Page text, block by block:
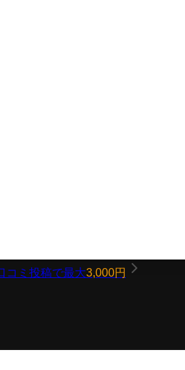
コミ投稿で最大3,000円